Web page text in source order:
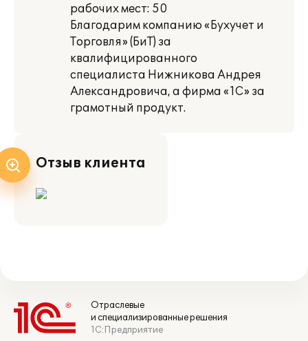
рабочих мест: 50
Благодарим компанию «Бухучет и
Торговля» (БиТ) за
квалифицированного
специалиста Нижникова Андрея
Александровича, а фирма «1С» за
грамотный продукт.
Отзыв клиента
Отраслевые
и специализированные решения
1С:Предприятие